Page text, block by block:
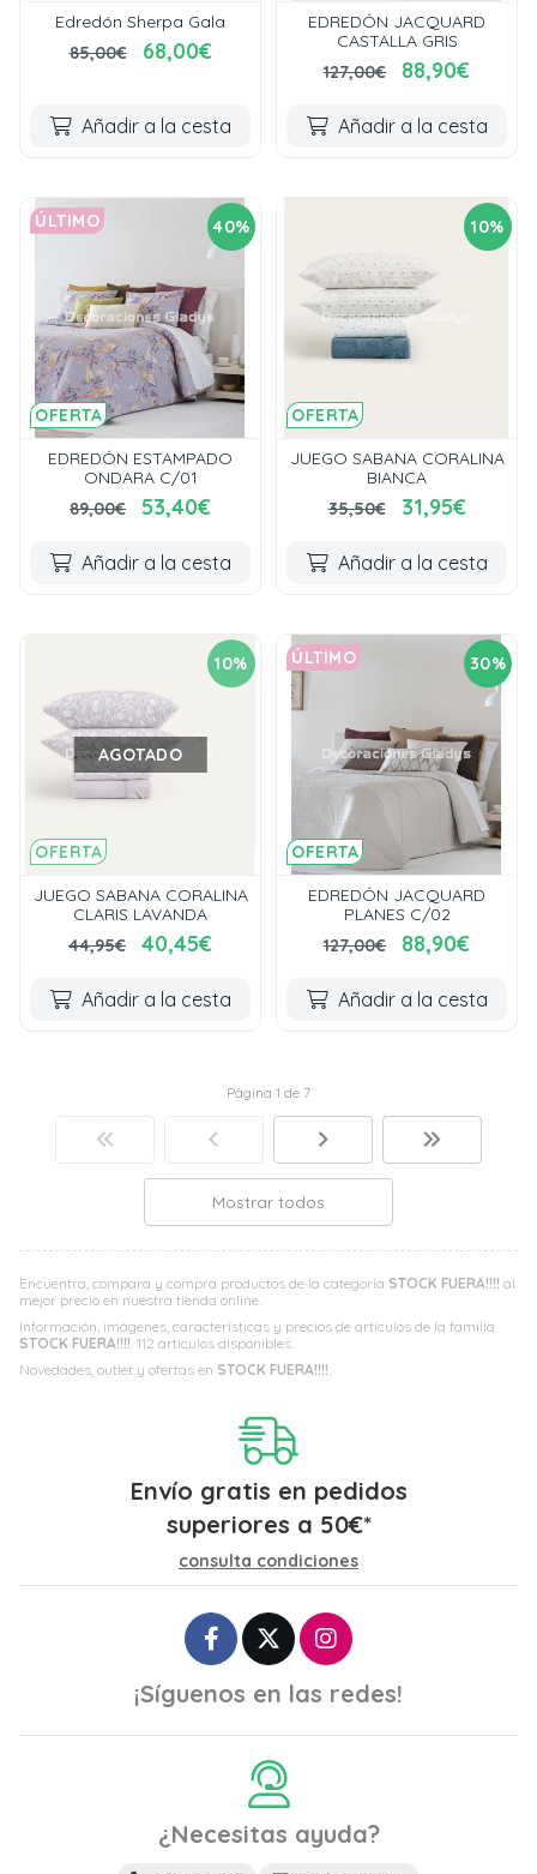
Encuentra, compara y compra productos de la categoría STOCK FUERA!!!! al
mejor precio en nuestra tienda online.
Información, imágenes, características y precios de artículos de la familia
STOCK FUERA!!!!. 112 artículos disponibles.
Novedades, outlet y ofertas en STOCK FUERA!!!!.
Edredón Sherpa Gala
85,00€
68,00€
Añadir a la cesta
EDREDÓN JACQUARD
CASTALLA GRIS
127,00€
88,90€
Añadir a la cesta
40%
OFERTA
ÚLTIMO
EDREDÓN ESTAMPADO
ONDARA C/01
89,00€
53,40€
Añadir a la cesta
10%
OFERTA
JUEGO SABANA CORALINA
BIANCA
35,50€
31,95€
Añadir a la cesta
10%
OFERTA
AGOTADO
JUEGO SABANA CORALINA
CLARIS LAVANDA
44,95€
40,45€
Añadir a la cesta
30%
OFERTA
ÚLTIMO
EDREDÓN JACQUARD
PLANES C/02
127,00€
88,90€
Añadir a la cesta
Página 1 de 7
Mostrar todos
Envío gratis en pedidos
superiores a 50€*
consulta condiciones
¡Síguenos en las redes!
¿Necesitas ayuda?